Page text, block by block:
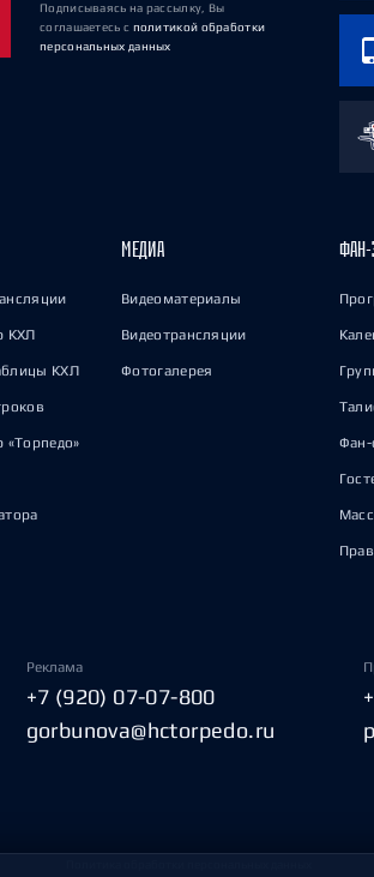
Подписываясь на рассылку, Вы
соглашаетесь с политикой обработки
персональных данных
КХЛ
КХЛ
«Торпедо»
МЕДИА
Видеоматериалы
Видеотрансляции
Фотогалерея
ФАН-
Фан-
Реклама
+7 (920) 07-07-800
gorbunova@hctorpedo.ru